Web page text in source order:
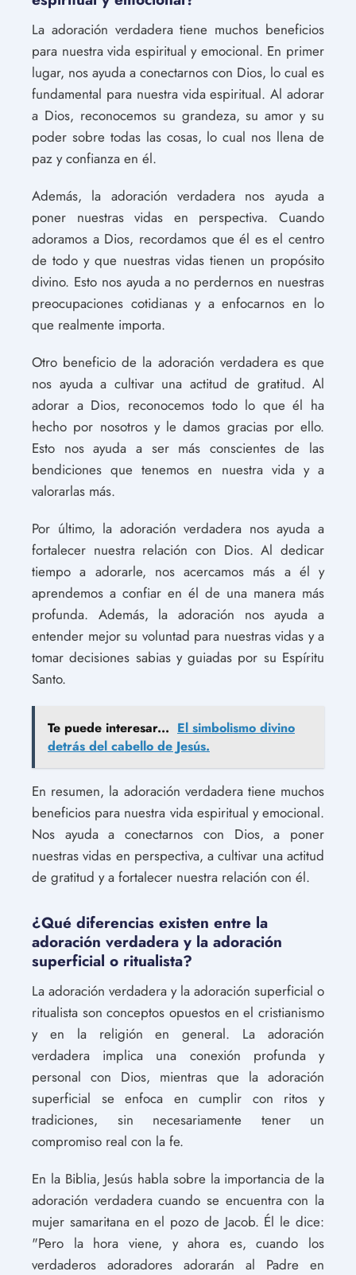
La adoración verdadera tiene muchos beneficios
para nuestra vida espiritual y emocional. En primer
lugar, nos ayuda a conectarnos con Dios, lo cual es
fundamental para nuestra vida espiritual. Al adorar
a Dios, reconocemos su grandeza, su amor y su
poder sobre todas las cosas, lo cual nos llena de
paz y confianza en él.
Además, la adoración verdadera nos ayuda a
poner nuestras vidas en perspectiva. Cuando
adoramos a Dios, recordamos que él es el centro
de todo y que nuestras vidas tienen un propósito
divino. Esto nos ayuda a no perdernos en nuestras
preocupaciones cotidianas y a enfocarnos en lo
que realmente importa.
Otro beneficio de la adoración verdadera es que
nos ayuda a cultivar una actitud de gratitud. Al
adorar a Dios, reconocemos todo lo que él ha
hecho por nosotros y le damos gracias por ello.
Esto nos ayuda a ser más conscientes de las
bendiciones que tenemos en nuestra vida y a
valorarlas más.
Por último, la adoración verdadera nos ayuda a
fortalecer nuestra relación con Dios. Al dedicar
tiempo a adorarle, nos acercamos más a él y
aprendemos a confiar en él de una manera más
profunda. Además, la adoración nos ayuda a
entender mejor su voluntad para nuestras vidas y a
tomar decisiones sabias y guiadas por su Espíritu
Santo.
Te puede interesar... El simbolismo divino
detrás del cabello de Jesús.
En resumen, la adoración verdadera tiene muchos
beneficios para nuestra vida espiritual y emocional.
Nos ayuda a conectarnos con Dios, a poner
nuestras vidas en perspectiva, a cultivar una actitud
de gratitud y a fortalecer nuestra relación con él.
¿Qué diferencias existen entre la
adoración verdadera y la adoración
superficial o ritualista?
La adoración verdadera y la adoración superficial o
ritualista son conceptos opuestos en el cristianismo
y en la religión en general. La adoración
verdadera implica una conexión profunda y
personal con Dios, mientras que la adoración
superficial se enfoca en cumplir con ritos y
tradiciones, sin necesariamente tener un
compromiso real con la fe.
En la Biblia, Jesús habla sobre la importancia de la
adoración verdadera cuando se encuentra con la
mujer samaritana en el pozo de Jacob. Él le dice:
"Pero la hora viene, y ahora es, cuando los
verdaderos adoradores adorarán al Padre en